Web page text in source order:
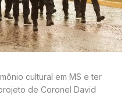
cultural em MS e ter
de Coronel David